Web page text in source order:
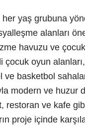
her yaş grubuna
alanları
havuzu ve
çocuk oyun
ve basketbol
modern ve huzur
restoran ve kafe
proje içinde